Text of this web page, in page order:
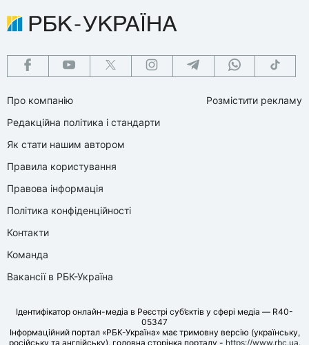
Про компанію
Редакційна політика і стандарти
Як стати нашим автором
Правила користування
Правова інформація
Політика конфіденційності
Контакти
Команда
Вакансії в РБК-Україна
Розмістити рекламу
Ідентифікатор онлайн-медіа в Реєстрі суб’єктів у сфері медіа — R40-
05347
Інформаційний портал «РБК-Україна» має тримовну версію (українську,
російську та англійську), головна сторінка порталу - https://www.rbc.ua.